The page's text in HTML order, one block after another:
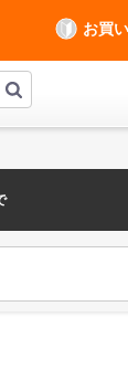
お買